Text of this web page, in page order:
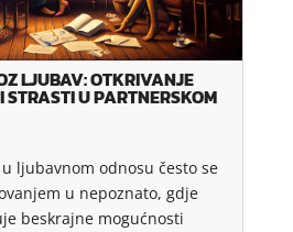
LJUBAV: OTKRIVANJE
U PARTNERSKOM
ljubavnom odnosu često se
u nepoznato, gdje
beskrajne mogućnosti